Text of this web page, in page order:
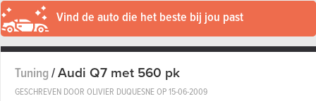
Vind de auto die het beste bij jou past
Tuning/Audi Q7 met 560 pk
GESCHREVEN DOOR OLIVIER DUQUESNE OP15-06-2009